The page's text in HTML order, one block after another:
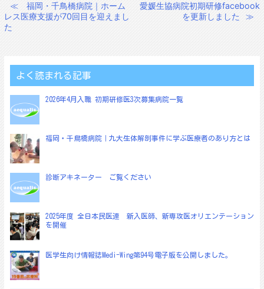
投
稿
シ
ョ
ン
≪
福岡・千鳥橋病院｜ホーム
レス医療支援が70回目を迎えまし
た
愛媛生協病院初期研修facebook
を更新しました
≫
よく読まれる記事
2026年4月入職 初期研修医3次募集病院一覧
福岡・千鳥橋病院｜九大生体解剖事件に学ぶ医療者のあり方とは
診断アキネーター ご覧ください
2025年度 全日本民医連 新入医師、新専攻医オリエンテーション
を開催
医学生向け情報誌Medi-Wing第94号電子版を公開しました。